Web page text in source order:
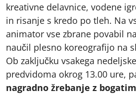
kreativne delavnice, vodene
in risanje s kredo po tleh. Na
animator vse zbrane povabil
naučil plesno koreografijo na
Ob zaključku vsakega
predvidoma okrog 13.00 ure,
nagradno žrebanje z